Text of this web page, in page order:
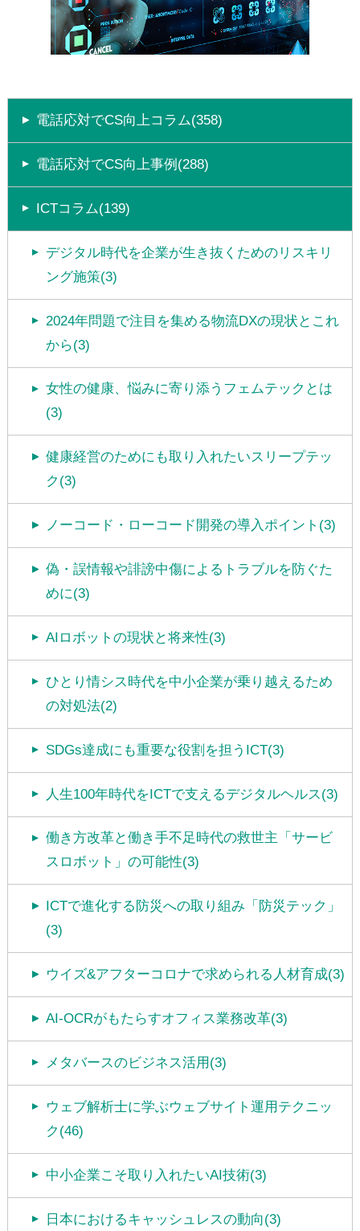
電話応対でCS向上コラム(358)
電話応対でCS向上事例(288)
ICTコラム(139)
デジタル時代を企業が生き抜くためのリスキリ
ング施策(3)
2024年問題で注目を集める物流DXの現状とこれ
から(3)
女性の健康、悩みに寄り添うフェムテックとは
(3)
健康経営のためにも取り入れたいスリープテッ
ク(3)
ノーコード・ローコード開発の導入ポイント(3)
偽・誤情報や誹謗中傷によるトラブルを防ぐた
めに(3)
AIロボットの現状と将来性(3)
ひとり情シス時代を中小企業が乗り越えるため
の対処法(2)
SDGs達成にも重要な役割を担うICT(3)
人生100年時代をICTで支えるデジタルヘルス(3)
働き方改革と働き手不足時代の救世主「サービ
スロボット」の可能性(3)
ICTで進化する防災への取り組み「防災テック」
(3)
ウイズ&アフターコロナで求められる人材育成(3)
AI-OCRがもたらすオフィス業務改革(3)
メタバースのビジネス活用(3)
ウェブ解析士に学ぶウェブサイト運用テクニッ
ク(46)
中小企業こそ取り入れたいAI技術(3)
日本におけるキャッシュレスの動向(3)